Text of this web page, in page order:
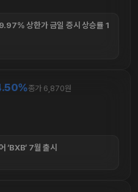
상한가 금일 증시 상승률 1
종가 6,870원
‘BXB’ 7월 출시